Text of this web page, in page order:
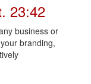
. 23:42
business or
branding,